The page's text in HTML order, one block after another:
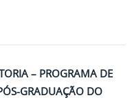
– PROGRAMA DE
GRADUAÇÃO DO